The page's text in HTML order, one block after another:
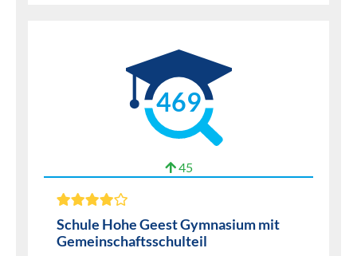
469
45
Schule Hohe Geest Gymnasium mit
Gemeinschaftsschulteil